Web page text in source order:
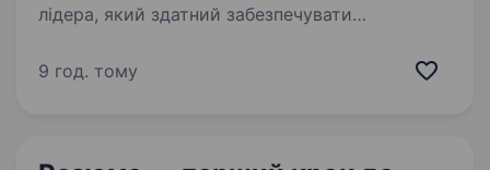
лідера, який здатний забезпечувати
ринку, розвивати комерційну функцію,
9 год. тому